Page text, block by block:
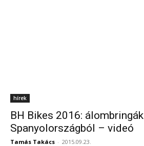
hírek
BH Bikes 2016: álombringák
Spanyolországból – videó
Tamás Takács - 2015.09.23.